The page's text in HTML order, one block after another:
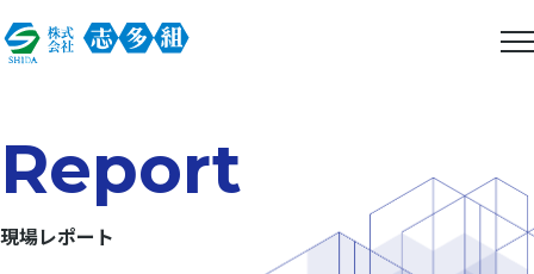
Report
現場レポート